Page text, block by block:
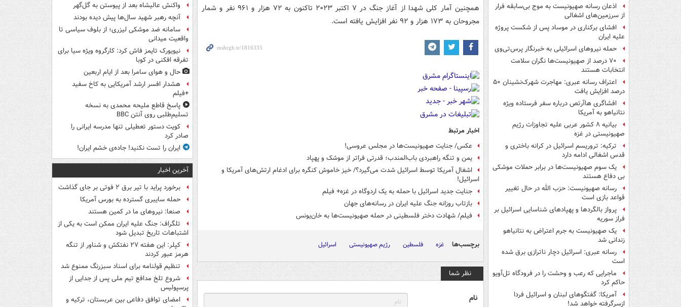
اذعان رسانه صهیونیست به موج بی‌سابقه فرار
از سرزمین‌های اشغالی
افشای برکناری در موساد پس از شکست پروژه
علیه ایران
حمله نیروهای اسرائیلی به خبرنگار پرس‌تی‌وی
۷۰ درصد از صهیونیست‌ها نگران سلامت
انتخابات هستند
اعتراف رسانه عبری: مهاجرت شهرک‌نشینان ۵۰
درصد افزایش یافت
افشاگری هاآرتص درباره سفر فرستاده ویژه
نتانیاهو به آمریکا
بیانیه ۸ کشور عربی علیه تجاوزات رژیم
صهیونیستی در غزه
ترکیه: تروریسم اسرائیل در کرانه باختری و
قدس اشغالی ادامه دارد
یک‌ سوم صهیونیست‌ها در برابر حملات موشکی
بی دفاع هستند
رسانه صهیونیست: حزب الله در حال تغییر
قواعد بازی است
پرواز بالگردها و پهپادهای شناسایی اسرائیل بر
فراز سوریه
یک صهیونیست به جرم اعتراض به نتانیاهو
زندانی شد
رسانه عبری: اسرائیل دچار ناترازی برق شده
است
ماجرایی که رعب و وحشت را در فرودگاه تل‌آویو
حاکم کرد
آمریکا: گفتگوهای لبنان و اسرائیل فردا
ازسرگرفته خواهد شد!
همچنین آمار کلی شهدا از آغاز جنگ در ۷ اکتبر ۲۰۲۳ تاکنون به ۷۲ هزار و ۹۶۱ نفر و شمار
مجروحان به ۱۷۳ هزار و ۹۲ نفر افزایش یافته است.
اخبار مرتبط
عکس/ جنایت صهیونیست‌ها در مجلس عروسی!
یمن و تنگه راهبردی باب‌المندب؛ قدرتی فراتر از موشک و پهپاد
اشغال آمریکا توسط اسرائیل شدت می‌گیرد؟/ خیز خاموش کنگره برای ادغام ارتش‌های آمریکا و
اسرائیل!
جنایت جدید اسرائیل با حمله به یک اردوگاه در غزه+ فیلم
بازتاب روزانه جنگ علیه ایران در رسانه‌های جهان
فیلم/ شهادت دختر فلسطینی در حمله صهیونیست‌ها به خان‌یونس
برچسب‌ها غزه فلسطین رژیم صهیونیستی اسرائیل
نظر شما
نام
واکنش عالیشاه بعد از پیوستن به گل‌گهر
آنچه رهبر شهید سال‌ها پیش دیده بودند
سامانه ضد موشکی لیزری؛ از بلوف سیاسی تا
واقعیت میدانی
نیویورک تایمز فاش کرد: کارگروه ویژه سیا برای
تفرقه افکنی در کوبا
حال و هوای سامرا بعد از ایام اربعین
هشدار افسر ارشد آمریکایی به کاخ سفید
+فیلم
پاسخ قاطع ملیحه محمدی به نسخه
تسلیم‌طلبی روی آنتن BBC
کویت دستور تعطیلی تنها مدرسه ایرانی را
صادر کرد
ایران را تست نکنید! جاده‌ی خشم ایران!
آخرین اخبار
برخورد پراید با تیر برق ۲ فوتی بر جای گذاشت
حمله سایبری گسترده به بورس آمریکا
صنعا: نیروهای ما در کمین‌ هستند
تلگراف: جنگ علیه ایران ممکن است به یکی از
اشتباهات تاریخ تبدیل شود
کپلر: این هفته ۲۷ نفتکش و شناور از تنگه
هرمز عبور کردند
تنظیم قولنامه برای اسناد سبزرنگ ممنوع شد
شروع تلخ مدافع تیم ملی پس از جدایی از
پرسپولیس
امضای توافق دفاعی بین عربستان، ترکیه و